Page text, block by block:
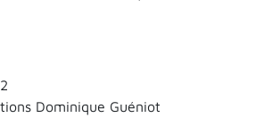
Dominique Guéniot